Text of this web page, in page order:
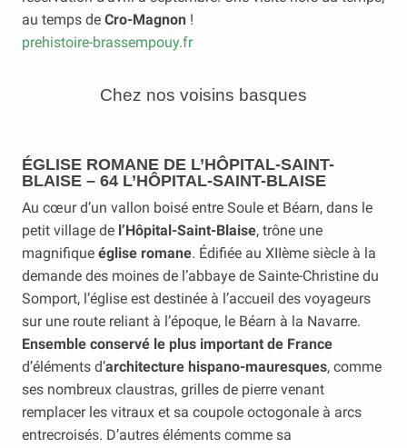
au temps de Cro-Magnon !
prehistoire-brassempouy.fr
Chez nos voisins basques
ÉGLISE ROMANE DE L’HÔPITAL-SAINT-
BLAISE – 64 L’HÔPITAL-SAINT-BLAISE
Au cœur d’un vallon boisé entre Soule et Béarn, dans le
petit village de l’Hôpital-Saint-Blaise, trône une
magnifique église romane. Édifiée au XIIème siècle à la
demande des moines de l’abbaye de Sainte-Christine du
Somport, l’église est destinée à l’accueil des voyageurs
sur une route reliant à l’époque, le Béarn à la Navarre.
Ensemble conservé le plus important de France
d’éléments d’architecture hispano-mauresques, comme
ses nombreux claustras, grilles de pierre venant
remplacer les vitraux et sa coupole octogonale à arcs
entrecroisés. D’autres éléments comme sa